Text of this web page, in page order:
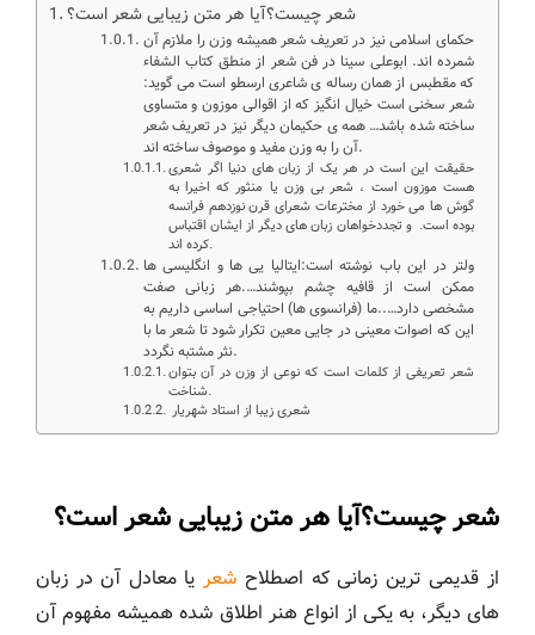
شعر چیست؟آیا هر متن زیبایی شعر است؟
حکمای اسلامی نیز در تعریف شعر همیشه وزن را ملازم آن
شمرده اند. ابوعلی سینا در فن شعر از منطق کتاب الشفاء
که مقطبس از همان رساله ی شاعری ارسطو است می گوید:
شعر سخنی است خیال انگیز که از اقوالی موزون و متساوی
ساخته شده باشد… همه ی حکیمان دیگر نیز در تعریف شعر
آن را به وزن مفید و موصوف ساخته اند.
حقیقت این است در هر یک از زبان های دنیا اگر شعری
هست موزون است ، شعر بی وزن یا منثور که اخیرا به
گوش ها می خورد از مخترعات شعرای قرن نوزدهم فرانسه
بوده است. و تجددخواهان زبان های دیگر از ایشان اقتباس
کرده اند.
ولتر در این باب نوشته است:ایتالیا یی ها و انگلیسی ها
ممکن است از قافیه چشم بپوشند….هر زبانی صفت
مشخصی دارد…..ما (فرانسوی ها) احتیاجی اساسی داریم به
این که اصوات معینی در جایی معین تکرار شود تا شعر ما با
نثر مشتبه نگردد.
شعر تعریفی از کلمات است که نوعی از وزن در آن بتوان
شناخت.
شعری زیبا از استاد شهریار
شعر چیست؟آیا هر متن زیبایی شعر است؟
از قدیمی ترین زمانی که اصطلاح شعر یا معادل آن در زبان
های دیگر، به یکی از انواع هنر اطلاق شده همیشه مفهوم آن